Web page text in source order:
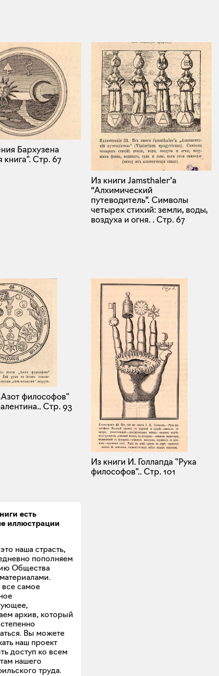
Бархузена
книга". Стр. 67
Из книги Jamsthaler’a
“Алхимический
путеводитель”. Символы
четырех стихий: земли, воды,
воздуха и огня. . Стр. 67
философов"
Стр. 93
Из книги И. Голлапда "Рука
философов".. Стр. 101
есть
иллюстрации
наша страсть,
пополняем
Общества
самое
архив, который
Вы можете
наш проект
доступ ко всем
нашего
труда.